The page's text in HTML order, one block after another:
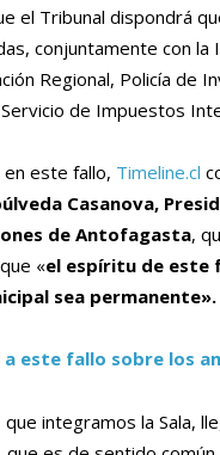
el Tribunal dispondrá
conjuntamente con la
Regional, Policía de
de Impuestos
en este fallo, Timeline.cl
Casanova,
de Antofagasta,
«el espíritu de este
sea permanente».
a este fallo sobre los
integramos la Sala,